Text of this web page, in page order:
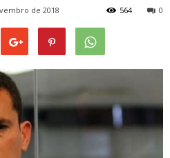
de 2018 0
564